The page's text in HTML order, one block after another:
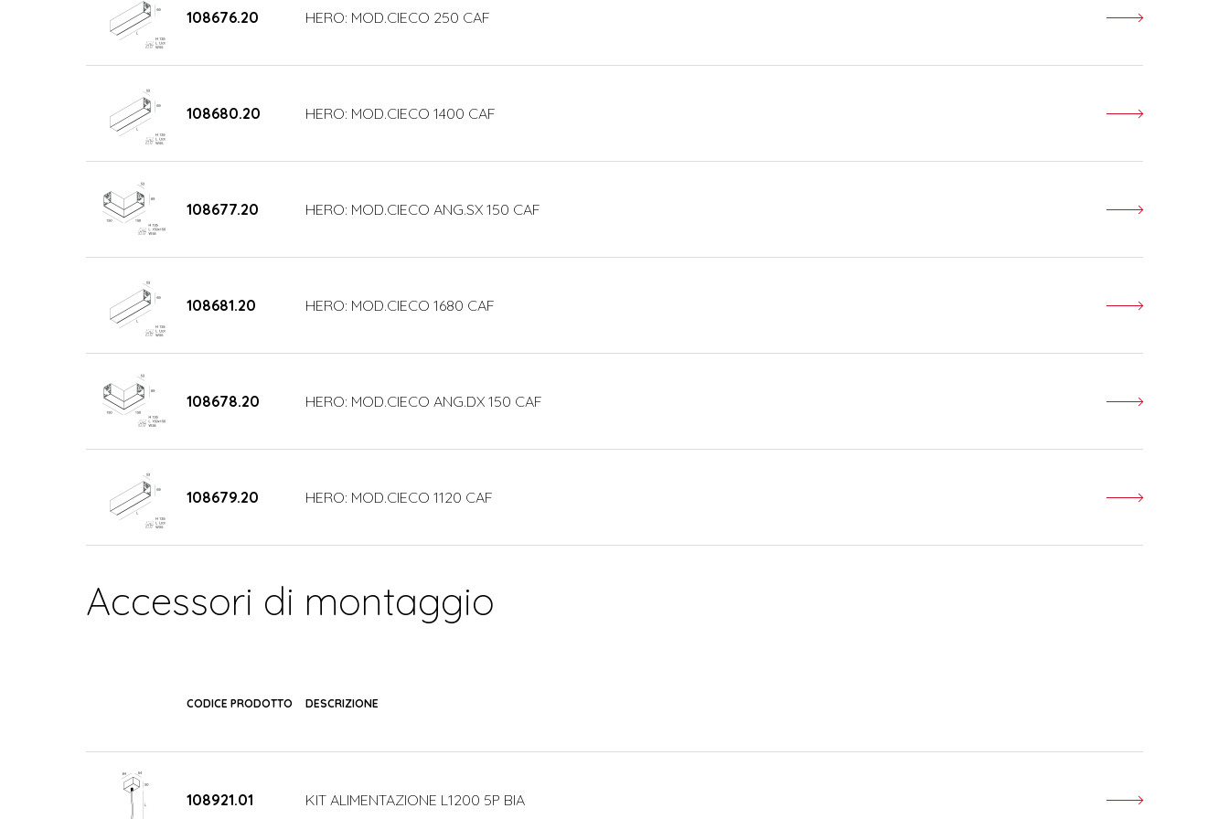
108676.20 HERO: MOD.CIECO 250 CAF
108680.20 HERO: MOD.CIECO 1400 CAF
108677.20 HERO: MOD.CIECO ANG.SX 150 CAF
108681.20 HERO: MOD.CIECO 1680 CAF
108678.20 HERO: MOD.CIECO ANG.DX 150 CAF
108679.20 HERO: MOD.CIECO 1120 CAF
Accessori di montaggio
CODICE PRODOTTO DESCRIZIONE
108921.01 KIT ALIMENTAZIONE L1200 5P BIA